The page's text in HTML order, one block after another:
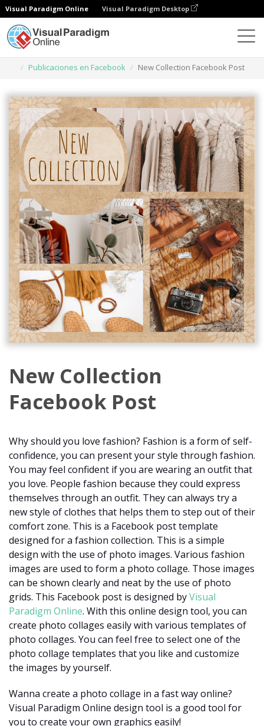
Visual Paradigm Online Visual Paradigm Desktop
Publicaciones en Facebook
New Collection Facebook Post
New Collection
Facebook Post
Why should you love fashion? Fashion is a form of self-
confidence, you can present your style through fashion.
You may feel confident if you are wearing an outfit that
you love. People fashion because they could express
themselves through an outfit. They can always try a
new style of clothes that helps them to step out of their
comfort zone. This is a Facebook post template
designed for a fashion collection. This is a simple
design with the use of photo images. Various fashion
images are used to form a photo collage. Those images
can be shown clearly and neat by the use of photo
grids. This Facebook post is designed byVisual
Paradigm Online. With this online design tool, you can
create photo collages easily with various templates of
photo collages. You can feel free to select one of the
photo collage templates that you like and customize
the images by yourself.
Wanna create a photo collage in a fast way online?
Visual Paradigm Online design tool is a good tool for
you to create your own graphics easily!